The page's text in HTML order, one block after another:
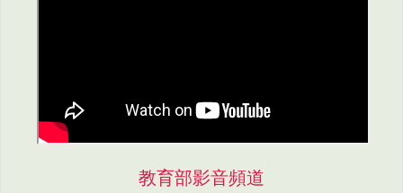
教育部影音頻道